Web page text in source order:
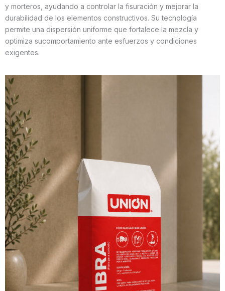
y morteros, ayudando a controlar la fisuración y mejorar la
durabilidad de los elementos constructivos. Su tecnología
permite una dispersión uniforme que fortalece la mezcla y
optimiza sucomportamiento ante esfuerzos y condiciones
exigentes.